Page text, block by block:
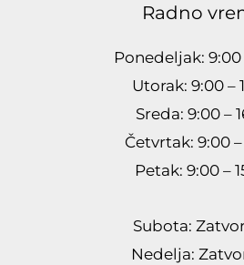
Radno
Ponedeljak: 9:00
Utorak: 9:00 –
Sreda: 9:00 –
Četvrtak: 9:00 –
Petak: 9:00 –
Subota:
Nedelja: